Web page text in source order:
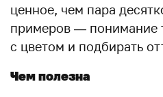
ценное, чем пара
примеров — понимание
с цветом и подбирать
Чем полезна